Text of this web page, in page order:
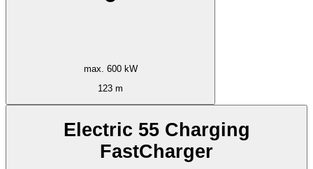
max. 600 kW
123 m
Electric 55 Charging
FastCharger